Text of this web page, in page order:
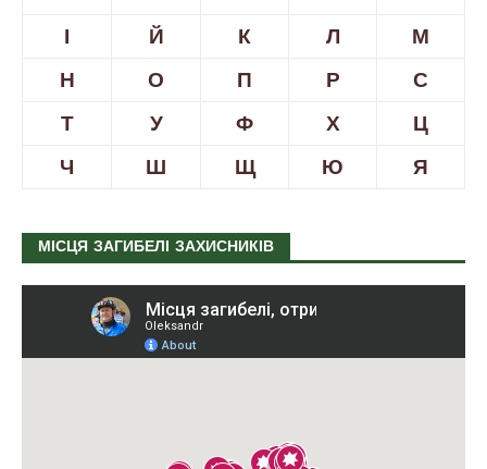
І
Й К Л
М
Н
О П Р
С
Т
У Ф Х
Ц
Ч
Ш Щ Ю Я
МІСЦЯ ЗАГИБЕЛІ ЗАХИСНИКІВ